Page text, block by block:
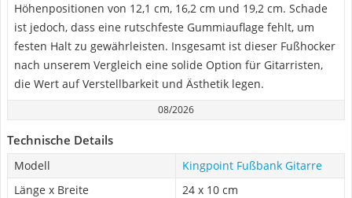
Höhenpositionen von 12,1 cm, 16,2 cm und 19,2 cm. Schade
ist jedoch, dass eine rutschfeste Gummiauflage fehlt, um
festen Halt zu gewährleisten. Insgesamt ist dieser Fußhocker
nach unserem Vergleich eine solide Option für Gitarristen,
die Wert auf Verstellbarkeit und Ästhetik legen.
08/2026
Technische Details
Modell
Kingpoint Fußbank Gitarre
Länge x Breite
24 x 10 cm